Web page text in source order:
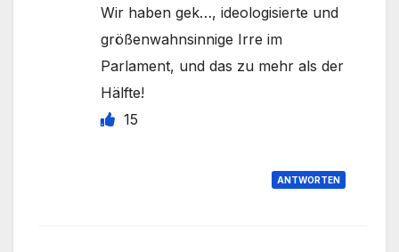
Wir haben gek…, ideologisierte und
größenwahnsinnige Irre im
Parlament, und das zu mehr als der
Hälfte!
15
ANTWORTEN